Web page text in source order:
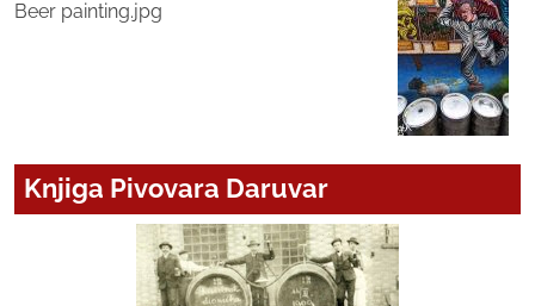
Beer painting.jpg
Knjiga Pivovara Daruvar